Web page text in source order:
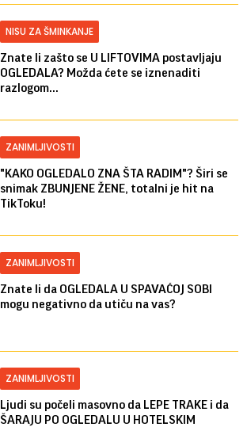
NISU ZA ŠMINKANJE
Znate li zašto se U LIFTOVIMA postavljaju
OGLEDALA? Možda ćete se iznenaditi
razlogom...
ZANIMLJIVOSTI
"KAKO OGLEDALO ZNA ŠTA RADIM"? Širi se
snimak ZBUNJENE ŽENE, totalni je hit na
TikToku!
ZANIMLJIVOSTI
Znate li da OGLEDALA U SPAVAĆOJ SOBI
mogu negativno da utiču na vas?
ZANIMLJIVOSTI
Ljudi su počeli masovno da LEPE TRAKE i da
ŠARAJU PO OGLEDALU U HOTELSKIM